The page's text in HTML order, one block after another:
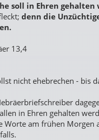
soll in Ehren
denn die
13,4
nicht ehebrechen - bis
in Ehren gehalten
Worte am frühen Morgen